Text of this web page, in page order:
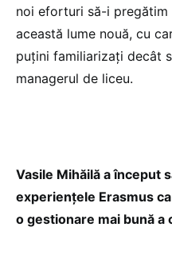
noi eforturi să-i
această lume nouă, cu
puțini familiarizați decât
managerul de liceu.
Vasile Mihăilă a început
experiențele Erasmus
o gestionare mai bună a